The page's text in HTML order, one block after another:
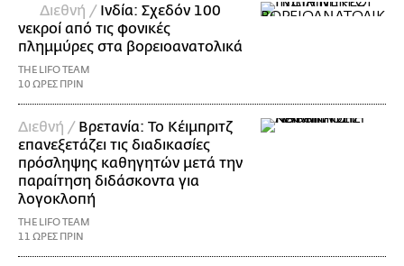
Διεθνή / Ινδία: Σχεδόν 100
νεκροί από τις φονικές
πλημμύρες στα βορειοανατολικά
THE LIFO TEAM
10 ΩΡΕΣ ΠΡΙΝ
Διεθνή / Βρετανία: Το Κέιμπριτζ
επανεξετάζει τις διαδικασίες
πρόσληψης καθηγητών μετά την
παραίτηση διδάσκοντα για
λογοκλοπή
THE LIFO TEAM
11 ΩΡΕΣ ΠΡΙΝ